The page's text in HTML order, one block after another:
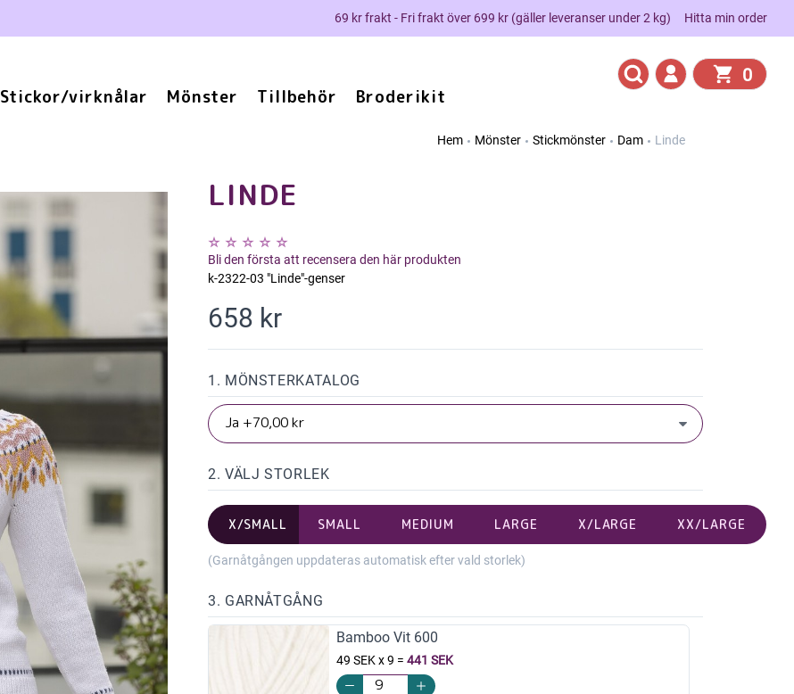
69 kr frakt - Fri frakt över 699 kr (gäller leveranser under 2 kg) Hitta min order
Stickor/virknålar Mönster Tillbehör Broderikit
0
Hem Mönster Stickmönster Dam Linde
LINDE
Bli den första att recensera den här produkten
k-2322-03 "Linde"-genser
658 kr
1. MÖNSTERKATALOG
2. VÄLJ STORLEK
X/SMALL SMALL MEDIUM LARGE X/LARGE XX/LARGE
(Garnåtgången uppdateras automatisk efter vald storlek)
3. GARNÅTGÅNG
Bamboo Vit 600
49 SEK x 9 = 441 SEK